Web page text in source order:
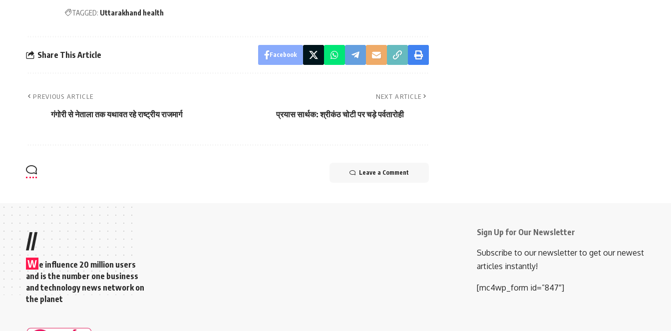
TAGGED: Uttarakhand health
Share This Article Facebook
PREVIOUS ARTICLE
गंगोरी से नेताला तक यथावत रहे राष्ट्रीय राजमार्ग
NEXT ARTICLE
प्रयास सार्थक: श्रीकंठ चोटी पर चड़े पर्वतारोही
Leave a Comment
//
W e influence 20 million users
and is the number one business
and technology news network on
the planet
Sign Up for Our Newsletter
Subscribe to our newsletter to get our newest
articles instantly!
[mc4wp_form id=”847″]